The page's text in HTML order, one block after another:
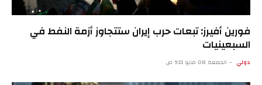
فورين أفيرز: تبعات حرب إيران ستتجاوز أزمة النفط في
السبعينيات
دولي الجمعة 08 مايو 9:11 ص